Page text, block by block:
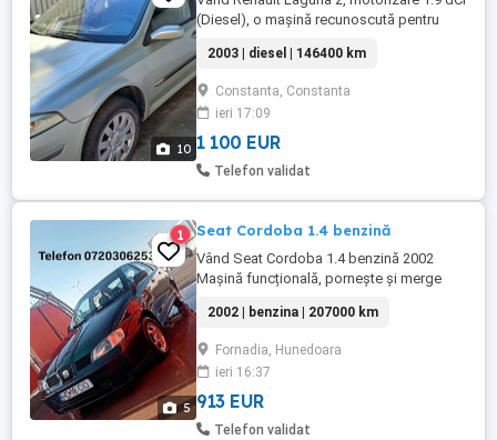
10
(Diesel), o mașină recunoscută pentru
consumul foarte bun. Este varianta ideală
pentru cineva care caută o mașină
spațioasă, sigură și accesibilă ca
întreținere. Detalii tehnice: An fabricație:
2003 Putere: [120 CP][88KW] Km: ...
2003 | diesel | 146400 km
Constanta, Constanta
ieri 17:09
1 100 EUR
Telefon validat
5
1 Seat Cordoba 1.4 benzină
Vând Seat Cordoba 1.4 benzină 2002
Mașină funcțională, pornește și merge
Motor 1.4 benzină, consum mic ,
întreținută decent pentru vârsta ei. Toate
schimburile efectuate la timp. Închidere
centralizată funcțională 2 geamuri
electrice AC existent necesită încărcat ...
2002 | benzina | 207000 km
Fornadia, Hunedoara
ieri 16:37
913 EUR
Telefon validat